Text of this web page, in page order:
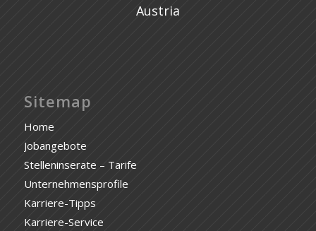
Austria
Sitemap
Home
Jobangebote
Stelleninserate – Tarife
Unternehmensprofile
Karriere-Tipps
Karriere-Service